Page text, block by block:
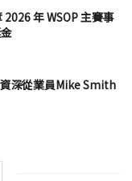
年 WSOP 主賽事
深從業員Mike Smith